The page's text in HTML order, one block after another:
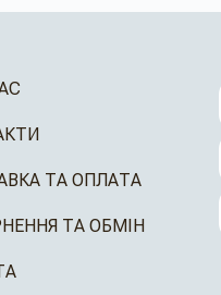
ТА ОПЛАТА
ТА ОБМІН